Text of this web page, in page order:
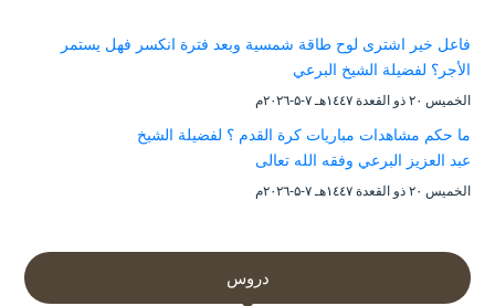
فاعل خير اشترى لوح طاقة شمسية وبعد فترة انكسر فهل يستمر
الأجر؟ لفضيلة الشيخ البرعي
الخميس ۲۰ ذو القعدة ۱٤٤۷هـ ۷-۵-۲۰۲٦م
ما حكم مشاهدات مباريات كرة القدم ؟ لفضيلة الشيخ
عبد العزيز البرعي وفقه الله تعالى
الخميس ۲۰ ذو القعدة ۱٤٤۷هـ ۷-۵-۲۰۲٦م
دروس